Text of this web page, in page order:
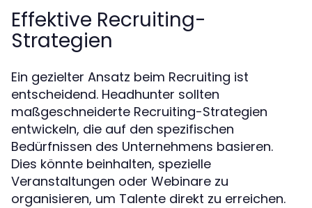
Effektive Recruiting-
Strategien
Ein gezielter Ansatz beim Recruiting ist
entscheidend. Headhunter sollten
maßgeschneiderte Recruiting-Strategien
entwickeln, die auf den spezifischen
Bedürfnissen des Unternehmens basieren.
Dies könnte beinhalten, spezielle
Veranstaltungen oder Webinare zu
organisieren, um Talente direkt zu erreichen.